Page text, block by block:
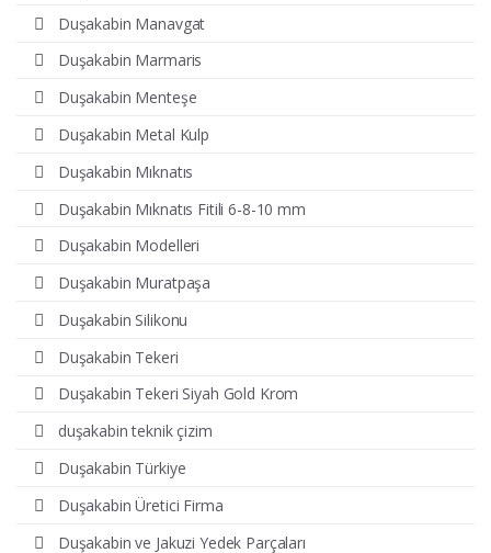
Duşakabin Manavgat
Duşakabin Marmaris
Duşakabin Menteşe
Duşakabin Metal Kulp
Duşakabin Mıknatıs
Duşakabin Mıknatıs Fitili 6-8-10 mm
Duşakabin Modelleri
Duşakabin Muratpaşa
Duşakabin Silikonu
Duşakabin Tekeri
Duşakabin Tekeri Siyah Gold Krom
duşakabin teknik çizim
Duşakabin Türkiye
Duşakabin Üretici Firma
Duşakabin ve Jakuzi Yedek Parçaları